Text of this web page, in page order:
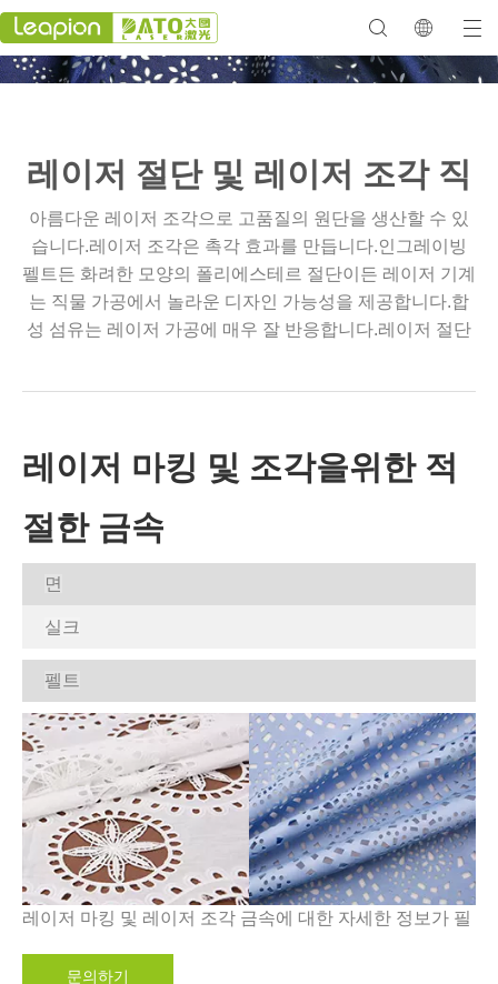
레이저 절단 및 레이저 조각 직
물
아름다운 레이저 조각으로 고품질의 원단을 생산할 수 있
습니다.레이저 조각은 촉각 효과를 만듭니다.인그레이빙
펠트든 화려한 모양의 폴리에스테르 절단이든 레이저 기계
는 직물 가공에서 놀라운 디자인 가능성을 제공합니다.합
성 섬유는 레이저 가공에 매우 잘 반응합니다.레이저 절단
레이저 마킹 및 조각을위한 적
절한 금속
면
실크
펠트
레이저 마킹 및 레이저 조각 금속에 대한 자세한 정보가 필
문의하기